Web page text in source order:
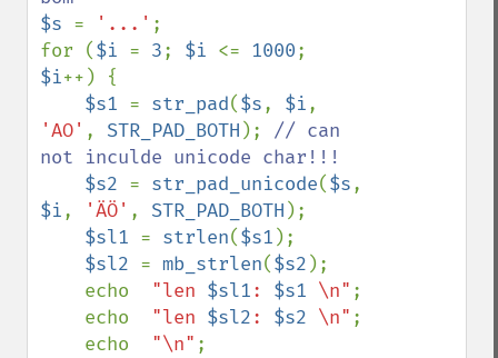
$s = '...' ;
for ($i = 3; $i <= 1000
$i++) {
$s1 = str_pad($s, $i
'AO' , STR_PAD_BOTH ); // can
not inculde unicode char!!!
$s2 = str_pad_unicode($s
$i, 'ÄÖ' , STR_PAD_BOTH );
$sl1 = strlen($s1 );
$sl2 = mb_strlen($s2 );
    echo
"len $sl1: $s1 \n" ;
    echo
"len $sl2: $s2 \n" ;
    echo
"\n" ;